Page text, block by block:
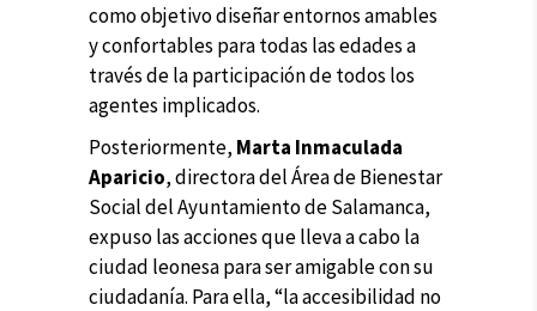
como objetivo diseñar entornos amables
y confortables para todas las edades a
través de la participación de todos los
agentes implicados.
Posteriormente, Marta Inmaculada
Aparicio, directora del Área de Bienestar
Social del Ayuntamiento de Salamanca,
expuso las acciones que lleva a cabo la
ciudad leonesa para ser amigable con su
ciudadanía. Para ella, “la accesibilidad no